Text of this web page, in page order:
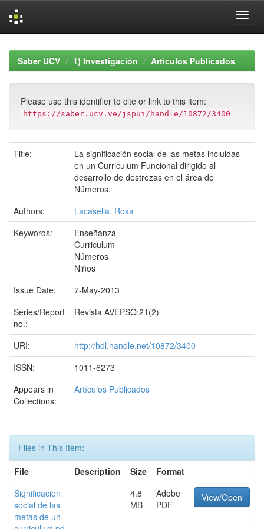
navigationSaber UCV 1) Investigación Artículos Publicados
Please use this identifier to cite or link to this item:
https://saber.ucv.ve/jspui/handle/10872/3400
Title:
La significación social de las metas incluidas
en un Curriculum Funcional dirigido al
desarrollo de destrezas en el área de
Números.
Authors:
Lacasella, Rosa
Keywords:
Enseñanza
Curriculum
Números
Niños
Issue Date:
7-May-2013
Series/Report
no.:
Revista AVEPSO;21(2)
URI:
http://hdl.handle.net/10872/3400
ISSN:
1011-6273
Appears in
Collections:
Artículos Publicados
Files in This Item:
File
Description Size
Format
Significacion
social de las
metas de un
4.8
MB
Adobe
PDF
View/Open